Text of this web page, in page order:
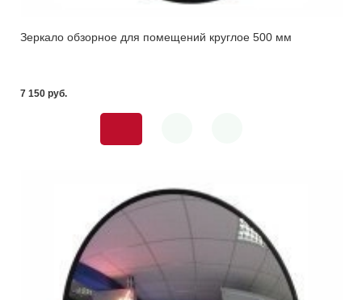
Зеркало обзорное для помещений круглое 500 мм
7 150 pуб.